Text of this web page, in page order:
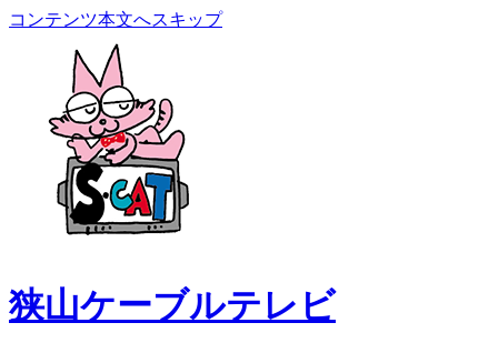
コンテンツ本文へスキップ
狭山ケーブルテレビ